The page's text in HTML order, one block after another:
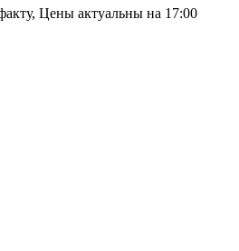
Цены актуальны на 17:00